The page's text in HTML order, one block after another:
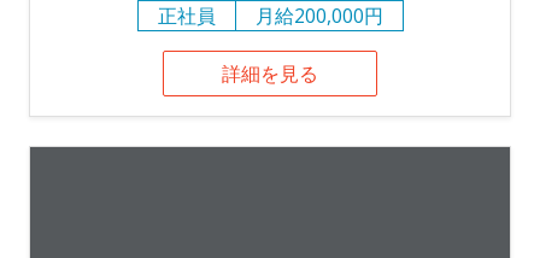
正社員
月給200,000円
詳細を見る